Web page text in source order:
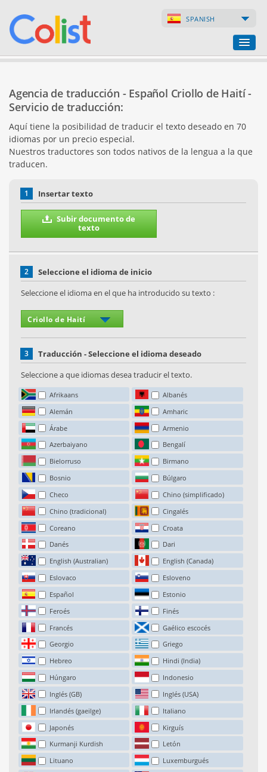
SPANISH
Índice de empresas
Páginas web
Tiendas en internet
Agencia de traducción - Español Criollo de Haití -
Servicio de traducción:
Aquí tiene la posibilidad de traducir el texto deseado en 70
idiomas por un precio especial.
Nuestros traductores son todos nativos de la lengua a la que
traducen.
1 Insertar texto
Subir documento de
texto
2
Seleccione el idioma de inicio
Seleccione el idioma en el que ha introducido su texto :
3
Traducción - Seleccione el idioma deseado
Seleccione a que idiomas desea traducir el texto.
Afrikaans
Albanés
Alemán
Amharic
Árabe
Armenio
Azerbaiyano
Bengalí
Bielorruso
Birmano
Bosnio
Búlgaro
Checo
Chino (simplificado)
Chino (tradicional)
Cingalés
Coreano
Croata
Danés
Dari
English (Australian)
English (Canada)
Eslovaco
Esloveno
Español
Estonio
Feroés
Finés
Francés
Gaélico escocés
Georgio
Griego
Hebreo
Hindi (India)
Húngaro
Indonesio
Inglés (GB)
Inglés (USA)
Irlandés (gaeilge)
Italiano
Japonés
Kirguís
Kurmanji Kurdish
Letón
Lituano
Luxemburgués